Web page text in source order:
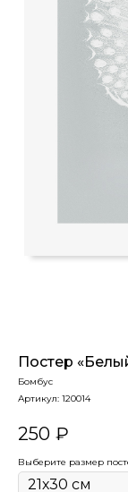
Постер
Бомбус
Артикул: 120014
250 ₽
Выберите размер